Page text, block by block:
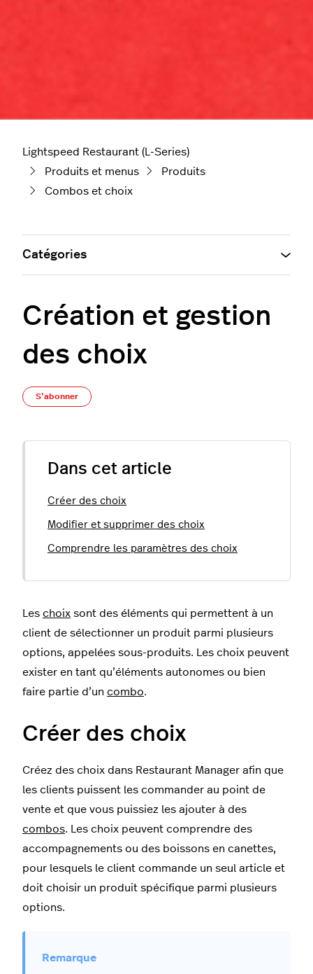
Lightspeed Restaurant (L-Series)
Produits et menus
Produits
Combos et choix
Création et gestion
des choix
S’abonner
Dans cet article
Créer des choix
Modifier et supprimer des choix
Comprendre les paramètres des choix
Les choix sont des éléments qui permettent à un
client de sélectionner un produit parmi plusieurs
options, appelées sous-produits. Les choix peuvent
exister en tant qu’éléments autonomes ou bien
faire partie d’un combo.
Créer des choix
Créez des choix dans Restaurant Manager afin que
les clients puissent les commander au point de
vente et que vous puissiez les ajouter à des
combos. Les choix peuvent comprendre des
accompagnements ou des boissons en canettes,
pour lesquels le client commande un seul article et
doit choisir un produit spécifique parmi plusieurs
options.
Catégories